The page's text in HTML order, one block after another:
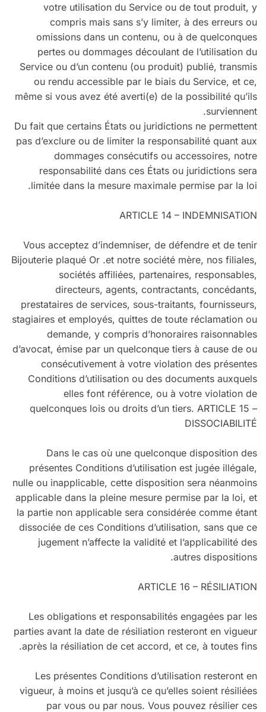
votre utilisation du Service ou de tout produit, y
compris mais sans s’y limiter, à des erreurs ou
omissions dans un contenu, ou à de quelconques
pertes ou dommages découlant de l’utilisation du
Service ou d’un contenu (ou produit) publié, transmis
ou rendu accessible par le biais du Service, et ce,
même si vous avez été averti(e) de la possibilité qu’ils
surviennent.
Du fait que certains États ou juridictions ne permettent
pas d’exclure ou de limiter la responsabilité quant aux
dommages consécutifs ou accessoires, notre
responsabilité dans ces États ou juridictions sera
limitée dans la mesure maximale permise par la loi.
ARTICLE 14 – INDEMNISATION
Vous acceptez d’indemniser, de défendre et de tenir
Bijouterie plaqué Or .et notre société mère, nos filiales,
sociétés affiliées, partenaires, responsables,
directeurs, agents, contractants, concédants,
prestataires de services, sous-traitants, fournisseurs,
stagiaires et employés, quittes de toute réclamation ou
demande, y compris d’honoraires raisonnables
d’avocat, émise par un quelconque tiers à cause de ou
consécutivement à votre violation des présentes
Conditions d’utilisation ou des documents auxquels
elles font référence, ou à votre violation de
quelconques lois ou droits d’un tiers. ARTICLE 15 –
DISSOCIABILITÉ
Dans le cas où une quelconque disposition des
présentes Conditions d’utilisation est jugée illégale,
nulle ou inapplicable, cette disposition sera néanmoins
applicable dans la pleine mesure permise par la loi, et
la partie non applicable sera considérée comme étant
dissociée de ces Conditions d’utilisation, sans que ce
jugement n’affecte la validité et l’applicabilité des
autres dispositions.
ARTICLE 16 – RÉSILIATION
Les obligations et responsabilités engagées par les
parties avant la date de résiliation resteront en vigueur
après la résiliation de cet accord, et ce, à toutes fins.
Les présentes Conditions d’utilisation resteront en
vigueur, à moins et jusqu’à ce qu’elles soient résiliées
par vous ou par nous. Vous pouvez résilier ces